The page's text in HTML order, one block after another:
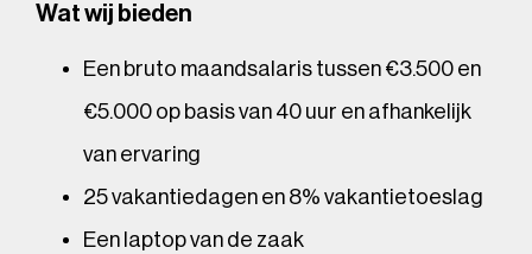
Wat wij bieden
Een bruto maandsalaris tussen €3.500 en
€5.000 op basis van 40 uur en afhankelijk
van ervaring
25 vakantiedagen en 8% vakantietoeslag
Een laptop van de zaak